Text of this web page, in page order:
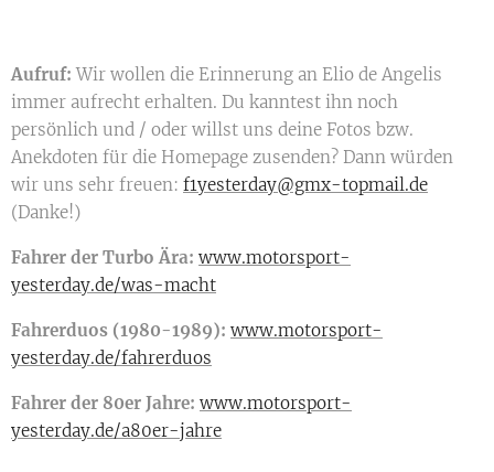
Aufruf:Wir wollen die Erinnerung an Elio de Angelis
immer aufrecht erhalten. Du kanntest ihn noch
persönlich und / oder willst uns deine Fotos bzw.
Anekdoten für die Homepage zusenden? Dann würden
wir uns sehr freuen: f1yesterday@gmx-topmail.de
(Danke!)
Fahrer der Turbo Ära: www.motorsport-
yesterday.de/was-macht
Fahrerduos (1980-1989): www.motorsport-
yesterday.de/fahrerduos
Fahrer der 80er Jahre: www.motorsport-
yesterday.de/a80er-jahre